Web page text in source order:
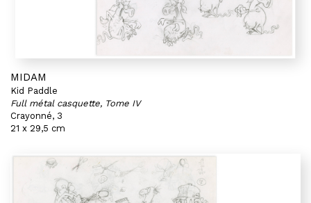
MIDAM
Kid Paddle
Full métal casquette, Tome IV
Crayonné, 3
21 x 29,5 cm